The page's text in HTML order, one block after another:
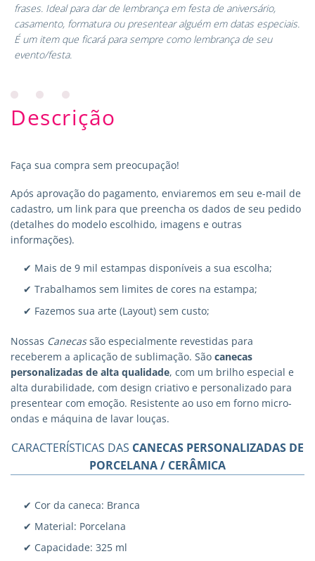
frases. Ideal para dar de lembrança em festa de aniversário,
casamento, formatura ou presentear alguém em datas especiais.
É um item que ficará para sempre como lembrança de seu
evento/festa.
Descrição
Faça sua compra sem preocupação!
Após aprovação do pagamento, enviaremos em seu e-mail de
cadastro, um link para que preencha os dados de seu pedido
(detalhes do modelo escolhido, imagens e outras
informações).
✔ Mais de 9 mil estampas disponíveis a sua escolha;
✔ Trabalhamos sem limites de cores na estampa;
✔ Fazemos sua arte (Layout) sem custo;
Nossas Canecassão especialmente revestidas para
receberem a aplicação de sublimação. São canecas
personalizadas de alta qualidade, com um brilho especial e
alta durabilidade, com design criativo e personalizado para
presentear com emoção. Resistente ao uso em forno micro-
ondas e máquina de lavar louças.
CARACTERÍSTICAS DAS CANECAS PERSONALIZADAS DE
PORCELANA / CERÂMICA
✔ Cor da caneca: Branca
✔ Material: Porcelana
✔ Capacidade: 325 ml